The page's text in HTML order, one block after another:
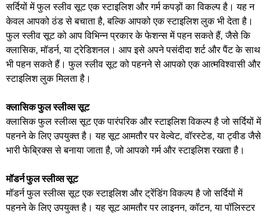
सर्दियों में फुल स्लीव सूट एक स्टाइलिश और गर्म कपड़ों का विकल्प है। यह न
केवल आपको ठंड से बचाता है, बल्कि आपको एक स्टाइलिश लुक भी देता है।
फुल स्लीव सूट को आप विभिन्न प्रकार के फेशन्स में पहन सकते हैं, जैसे कि
क्लासिक, मॉडर्न, या ट्रेडिशनल। आप इसे अपने पसंदीदा शर्ट और पैंट के साथ
भी पहन सकते हैं। फुल स्लीव सूट को पहनने से आपको एक आत्मविश्वासी और
स्टाइलिश लुक मिलता है।
क्लासिक फुल स्लीव्स सूट
क्लासिक फुल स्लीव्स सूट एक पारंपरिक और स्टाइलिश विकल्प है जो सर्दियों में
पहनने के लिए उपयुक्त है। यह सूट आमतौर पर वेल्वेट, वॉरस्टेड, या ट्वीड जैसे
भारी फेब्रिक्स से बनाया जाता है, जो आपको गर्म और स्टाइलिश रखता है।
मॉडर्न फुल स्लीव्स सूट
मॉडर्न फुल स्लीव्स सूट एक स्टाइलिश और ट्रेंडिंग विकल्प है जो सर्दियों में
पहनने के लिए उपयुक्त है। यह सूट आमतौर पर लाइनन, कॉटन, या पॉलिस्टर